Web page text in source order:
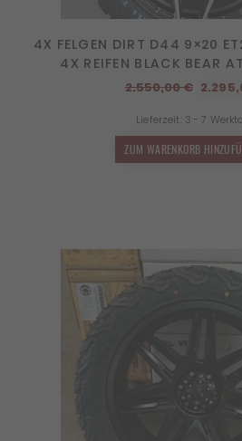
4X FELGEN DIRT D44 9×20
4X REIFEN BLACK BEAR
2.550,00€
war:
Lieferzeit: 3 - 7
ZUM WARENKORB